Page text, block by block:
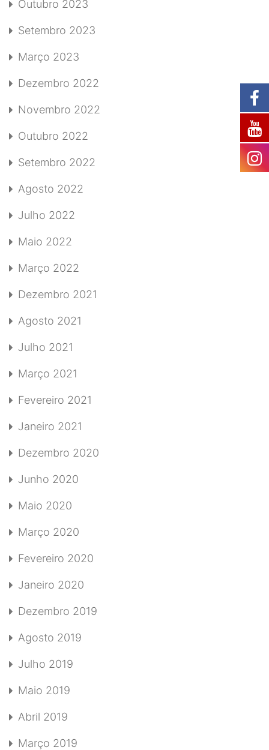
Outubro 2023
Setembro 2023
Março 2023
Dezembro 2022
Novembro 2022
Outubro 2022
Setembro 2022
Agosto 2022
Julho 2022
Maio 2022
Março 2022
Dezembro 2021
Agosto 2021
Julho 2021
Março 2021
Fevereiro 2021
Janeiro 2021
Dezembro 2020
Junho 2020
Maio 2020
Março 2020
Fevereiro 2020
Janeiro 2020
Dezembro 2019
Agosto 2019
Julho 2019
Maio 2019
Abril 2019
Março 2019